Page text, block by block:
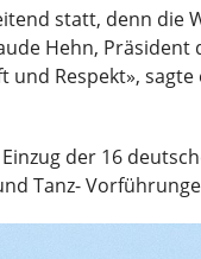
statt, denn
Hehn,
Respekt»,
der 16
Tanz-